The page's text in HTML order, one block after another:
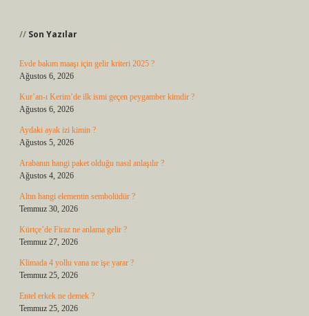
Son Yazılar
Evde bakım maaşı için gelir kriteri 2025 ?
Ağustos 6, 2026
Kur’an-ı Kerim’de ilk ismi geçen peygamber kimdir ?
Ağustos 6, 2026
Aydaki ayak izi kimin ?
Ağustos 5, 2026
Arabanın hangi paket olduğu nasıl anlaşılır ?
Ağustos 4, 2026
Altın hangi elementin sembolüdür ?
Temmuz 30, 2026
Kürtçe’de Firaz ne anlama gelir ?
Temmuz 27, 2026
Klimada 4 yollu vana ne işe yarar ?
Temmuz 25, 2026
Entel erkek ne demek ?
Temmuz 25, 2026